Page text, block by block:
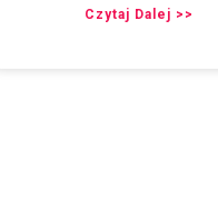
Czytaj Dalej >>